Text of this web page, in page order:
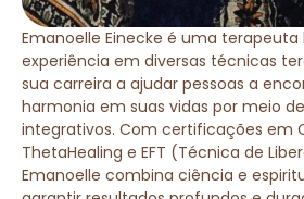
Emanoelle Einecke é uma
experiência em diversas técnicas
sua carreira a ajudar pessoas a
harmonia em suas vidas por meio
integrativos. Com certificações em
ThetaHealing e EFT (Técnica de
Emanoelle combina ciência e